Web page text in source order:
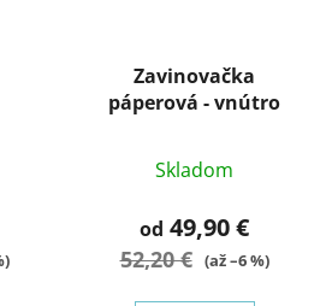
Zavinovačka
páperová - vnútro
Skladom
od 49,90 €
52,20 € (až –6 %)